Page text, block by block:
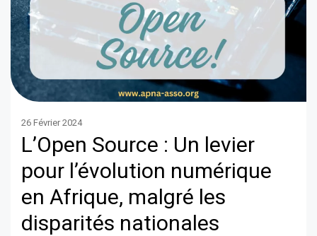
26 Février 2024
L’Open Source : Un levier
pour l’évolution numérique
en Afrique, malgré les
disparités nationales